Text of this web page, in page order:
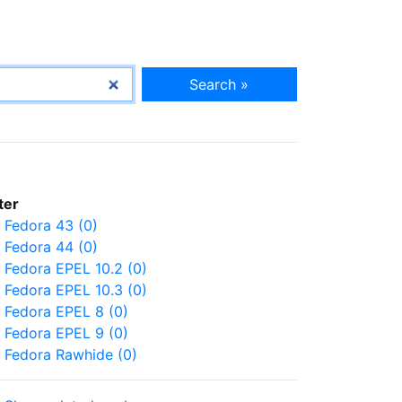
Search »
Fedora 43 (0)
Fedora 44 (0)
Fedora EPEL 10.2 (0)
Fedora EPEL 10.3 (0)
Fedora EPEL 8 (0)
Fedora EPEL 9 (0)
Fedora Rawhide (0)